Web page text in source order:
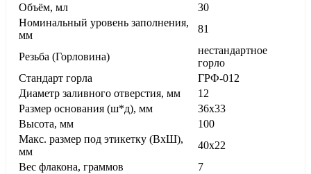
Объём, мл
30
Номинальный уровень заполнения,
мм
81
Резьба (Горловина)
нестандартное
горло
Стандарт горла
ГРФ-012
Диаметр заливного отверстия, мм
12
Размер основания (ш*д), мм
36х33
Высота, мм
100
Макс. размер под этикетку (ВхШ),
мм
40х22
Вес флакона, граммов
7